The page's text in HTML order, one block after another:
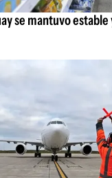
se mantuvo estable